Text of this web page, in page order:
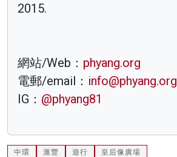
2015.
網站/Web： phyang.org
電郵/email： info@phyang.org
IG： @phyang81
中環 滙豐 遊行 皇后像廣場